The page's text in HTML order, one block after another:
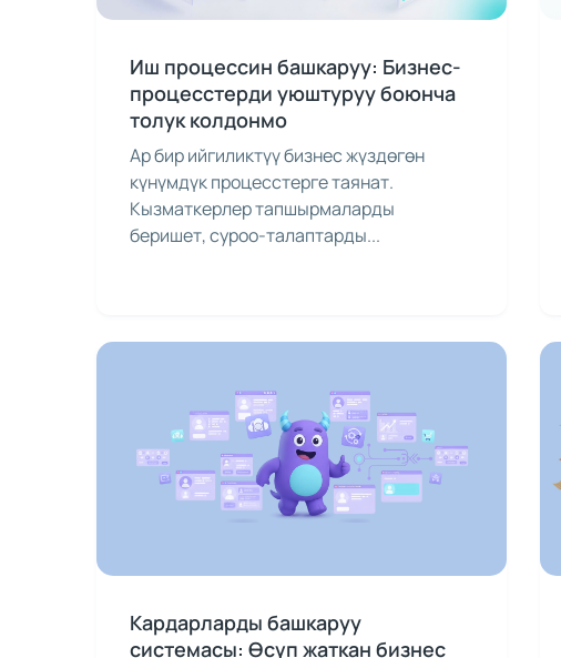
Иш процессин башкаруу: Бизнес-
процесстерди уюштуруу боюнча
толук колдонмо
Ар бир ийгиликтүү бизнес жүздөгөн
күнүмдүк процесстерге таянат.
Кызматкерлер тапшырмаларды
беришет, суроо-талаптарды...
Кардарларды башкаруу
системасы: Өсүп жаткан бизнес